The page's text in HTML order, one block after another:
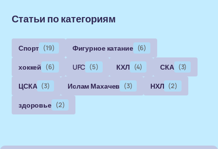
Статьи по категориям
Спорт (19) Фигурное катание (6)
хоккей (6) UFC (5) КХЛ (4) СКА (3)
ЦСКА (3) Ислам Махачев (3) НХЛ (2)
здоровье (2)